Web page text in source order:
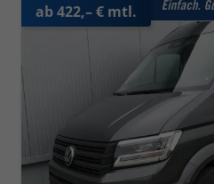
ab 422,– € mtl.